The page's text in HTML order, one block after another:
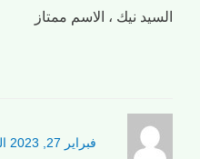
السيد نيك ، الاسم ممتاز
فبراير 27, 2023 الساعة 8:40 ص